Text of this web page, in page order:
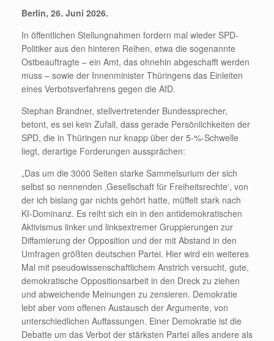
Berlin, 26. Juni 2026.
In öffentlichen Stellungnahmen fordern mal wieder SPD-
Politiker aus den hinteren Reihen, etwa die sogenannte
Ostbeauftragte – ein Amt, das ohnehin abgeschafft werden
muss – sowie der Innenminister Thüringens das Einleiten
eines Verbotsverfahrens gegen die AfD.
Stephan Brandner, stellvertretender Bundessprecher,
betont, es sei kein Zufall, dass gerade Persönlichkeiten der
SPD, die in Thüringen nur knapp über der 5-%-Schwelle
liegt, derartige Forderungen aussprächen:
„Das um die 3000 Seiten starke Sammelsurium der sich
selbst so nennenden ‚Gesellschaft für Freiheitsrechte‘, von
der ich bislang gar nichts gehört hatte, müffelt stark nach
KI-Dominanz. Es reiht sich ein in den antidemokratischen
Aktivismus linker und linksextremer Gruppierungen zur
Diffamierung der Opposition und der mit Abstand in den
Umfragen größten deutschen Partei. Hier wird ein weiteres
Mal mit pseudowissenschaftlichem Anstrich versucht, gute,
demokratische Oppositionsarbeit in den Dreck zu ziehen
und abweichende Meinungen zu zensieren. Demokratie
lebt aber vom offenen Austausch der Argumente, von
unterschiedlichen Auffassungen. Einer Demokratie ist die
Debatte um das Verbot der stärksten Partei alles andere als